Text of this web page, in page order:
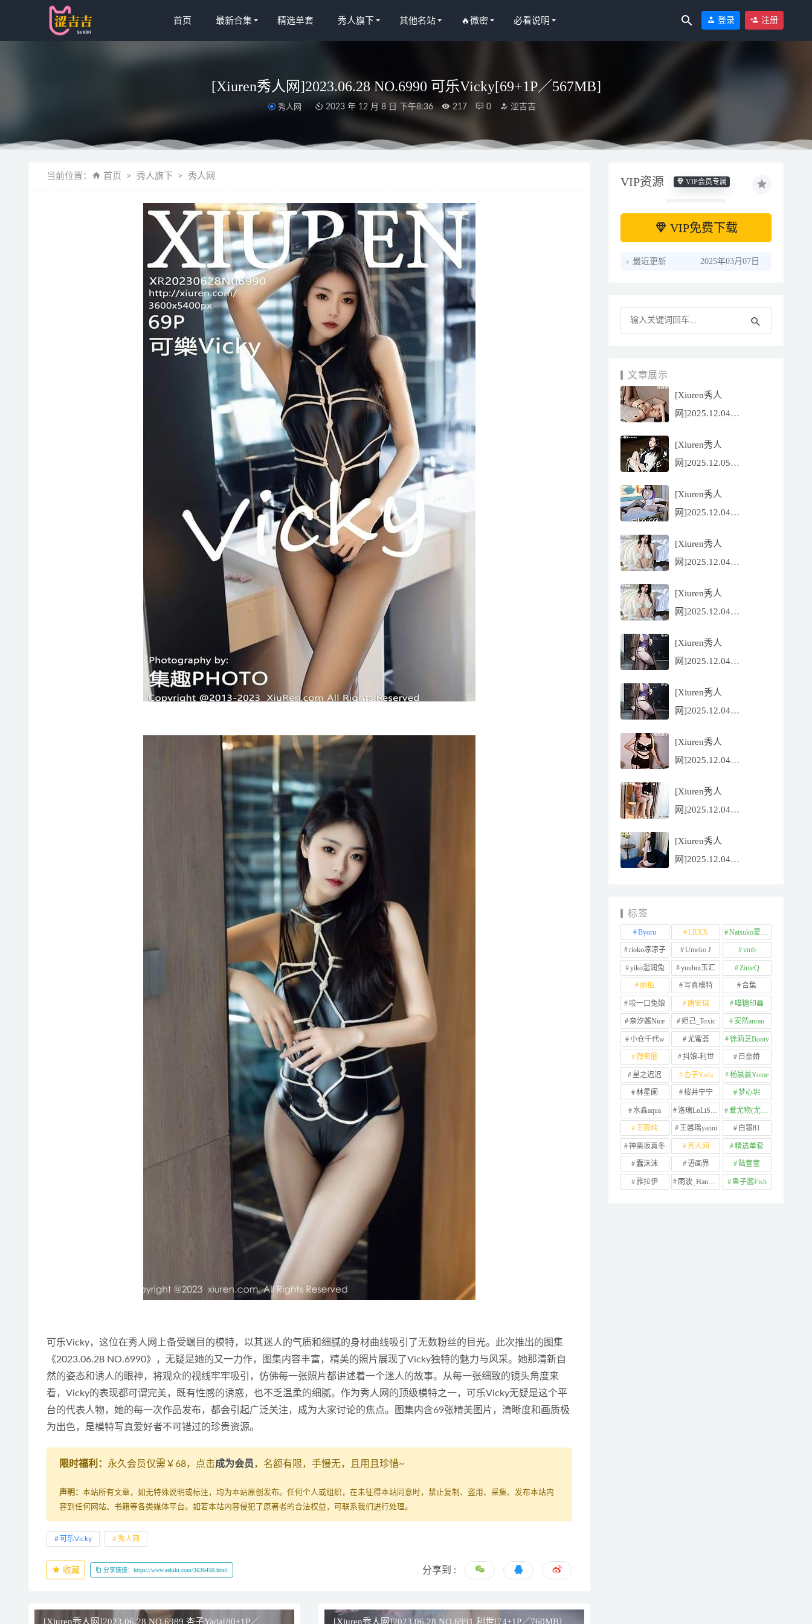
首页 最新合集 精选单套 秀人旗下 其他名站 🔥微密 必看说明 登录 注册
[Xiuren秀人网]2023.06.28 NO.6990 可乐Vicky[69+1P／567MB]
秀人网 2023 年 12 月 8 日 下午8:36 217 0 涩吉吉
当前位置： 首页 秀人旗下 秀人网
可乐Vicky，这位在秀人网上备受瞩目的模特，以其迷人的气质和细腻的身材曲线吸引了无数粉丝的目光。此次推出的图集
《2023.06.28 NO.6990》，无疑是她的又一力作，图集内容丰富，精美的照片展现了Vicky独特的魅力与风采。她那清新自
然的姿态和诱人的眼神，将观众的视线牢牢吸引，仿佛每一张照片都讲述着一个迷人的故事。从每一张细致的镜头角度来
看，Vicky的表现都可谓完美，既有性感的诱惑，也不乏温柔的细腻。作为秀人网的顶级模特之一，可乐Vicky无疑是这个平
台的代表人物，她的每一次作品发布，都会引起广泛关注，成为大家讨论的焦点。图集内含69张精美图片，清晰度和画质极
为出色，是模特写真爱好者不可错过的珍贵资源。
限时福利： 永久会员仅需￥68，点击成为会员，名额有限，手慢无，且用且珍惜~
声明： 本站所有文章，如无特殊说明或标注，均为本站原创发布。任何个人或组织，在未征得本站同意时，禁止复制、盗用、采集、发布本站内
容到任何网站、书籍等各类媒体平台。如若本站内容侵犯了原著者的合法权益，可联系我们进行处理。
可乐Vicky 秀人网
收藏 分享链接：https://www.sekiki.com/3636450.html 分享到 :
[Xiuren秀人网]2023.06.28 NO.6989 杏子Yada[80+1P／ [Xiuren秀人网]2023.06.28 NO.6991 利世[74+1P／760MB]
VIP资源 VIP会员专属
VIP免费下载
最近更新 2025年03月07日
文章展示
[Xiuren秀人
网]2025.12.04
[81P/751.43MB]
[Xiuren秀人
网]2025.12.05
nienie[60P/642.39MB]
[Xiuren秀人
网]2025.12.04
Flora[81P/832.27MB]
[Xiuren秀人
网]2025.12.04
[56P/602.69MB]
[Xiuren秀人
网]2025.12.04
[56P/602.69MB]
[Xiuren秀人
网]2025.12.04
[71P/960.78MB]
[Xiuren秀人
网]2025.12.04
[71P/960.78MB]
[Xiuren秀人
网]2025.12.04
[86P/762.32MB]
[Xiuren秀人
网]2025.12.04
Well11[67P/745.99MB]
[Xiuren秀人
网]2025.12.04
标签
Byoru LRXX Natsuko夏夏子
rioko凉凉子 Umeko J vmb
yiko湿润兔 yuuhui玉汇 ZinieQ
丽柜 写真模特 合集
咬一口兔娘 唐安琪 喵糖印画
奈汐酱Nice 妲己_Toxic 安然anran
小仓千代w 尤蜜荟 徐莉芝Booty
微密圈 抖娘-利世 日奈娇
星之迟迟 杏子Yada 杨晨晨Yome
林星阑 桜井宁宁 梦心玥
水淼aqua 洛璃LoLiSAMA 爱尤物(尤果网)
王雨纯 王馨瑶yanni 白银81
神楽坂真冬 秀人网 精选单套
蠢沫沫 语画界 陆萱萱
雅拉伊 雨波_HaneAme 鱼子酱Fish
叶子姐姐 – 微密圈写真&视频合集【持续更新中】 2024-10-01
[Xiuren秀人网]2025.08.18 NO.10663 玥儿玥er[59P/570.61MB]
[Xiuren秀人网]2024.06.28 NO.8775 清妙[76+1P/748MB] 2024-12-23